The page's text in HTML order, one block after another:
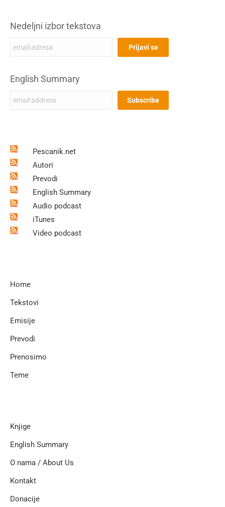
Nedeljni izbor tekstova
English Summary
Pescanik.net
Autori
Prevodi
English Summary
Audio podcast
iTunes
Video podcast
Home
Tekstovi
Emisije
Prevodi
Prenosimo
Teme
Knjige
English Summary
O nama / About Us
Kontakt
Donacije